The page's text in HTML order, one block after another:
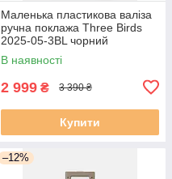
Маленька пластикова валіза
ручна поклажа Three Birds
2025-05-3BL чорний
В наявності
2 999 ₴ 3 390 ₴
Купити
–12%